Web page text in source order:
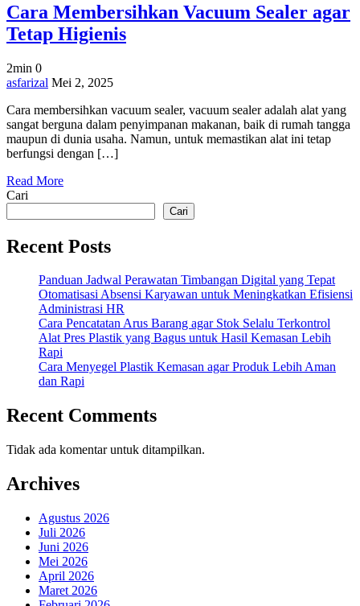
Cara Membersihkan Vacuum Sealer agar
Tetap Higienis
2min 0
on
Membersihkan
Vacuum
Sealer
agar
Higienis
asfarizal Mei 2, 2025
Cara membersihkan vacuum sealer, vacuum sealer adalah alat yang
sangat berguna dalam penyimpanan makanan, baik di rumah tangga
maupun di dunia usaha. Namun, untuk memastikan alat ini tetap
berfungsi dengan […]
Read More
Cari
Cari
Recent Posts
Panduan Jadwal Perawatan Timbangan Digital yang Tepat
Otomatisasi Absensi Karyawan untuk Meningkatkan Efisiensi
Administrasi HR
Cara Pencatatan Arus Barang agar Stok Selalu Terkontrol
Alat Pres Plastik yang Bagus untuk Hasil Kemasan Lebih
Rapi
Cara Menyegel Plastik Kemasan agar Produk Lebih Aman
dan Rapi
Recent Comments
Tidak ada komentar untuk ditampilkan.
Archives
Agustus 2026
Juli 2026
Juni 2026
Mei 2026
April 2026
Maret 2026